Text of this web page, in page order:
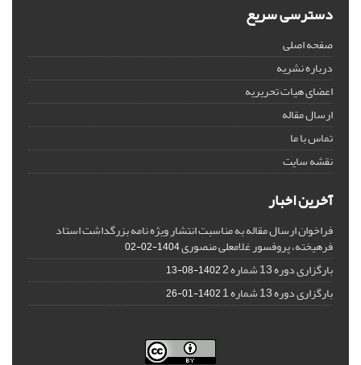
دسترسی سریع
صفحه اصلی
درباره نشریه
اعضای هیات تحریریه
ارسال مقاله
تماس با ما
نقشه سایت
آخرین اخبار
فراخوان ارسال مقاله به مناسبت انتشار ویژه نامه بزرگداشت استاد
فرهیخته، پروفسور غلامعلی منصوری1404-02-02
بارگزاری دوره 13 شماره 2 1402-08-13
بارگزاری دوره 13 شماره 1 1402-01-26